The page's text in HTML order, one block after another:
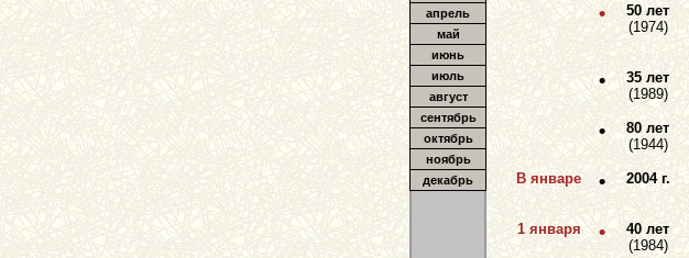
апрель
май
июнь
июль
август
сентябрь
октябрь
ноябрь
декабрь
•
50 лет
(1974)
•
35 лет
(1989)
•
80 лет
(1944)
В январе • 2004 г.
1 января •
40 лет
(1984)